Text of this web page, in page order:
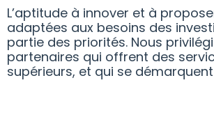
L’aptitude à innover et à
adaptées aux besoins des
partie des priorités. Nous
partenaires qui offrent des
supérieurs, et qui se